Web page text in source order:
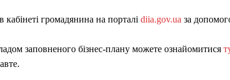
кабінеті громадянина на порталі diia.gov.ua за
заповненого бізнес-плану можете ознайомитися